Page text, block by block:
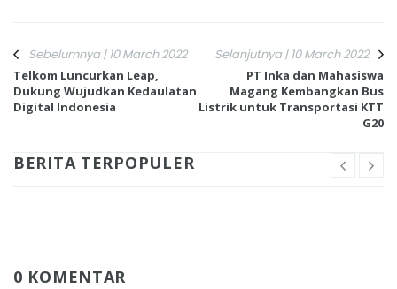
Sebelumnya | 10 March 2022
Telkom Luncurkan Leap,
Dukung Wujudkan Kedaulatan
Digital Indonesia
Selanjutnya | 10 March 2022
PT Inka dan Mahasiswa
Magang Kembangkan Bus
Listrik untuk Transportasi KTT
G20
BERITA TERPOPULER
0 KOMENTAR